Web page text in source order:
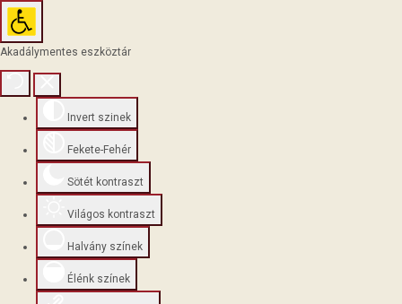
Akadálymentes eszköztár
Invert szinek
Fekete-Fehér
Sötét kontraszt
Világos kontraszt
Halvány színek
Élénk színek